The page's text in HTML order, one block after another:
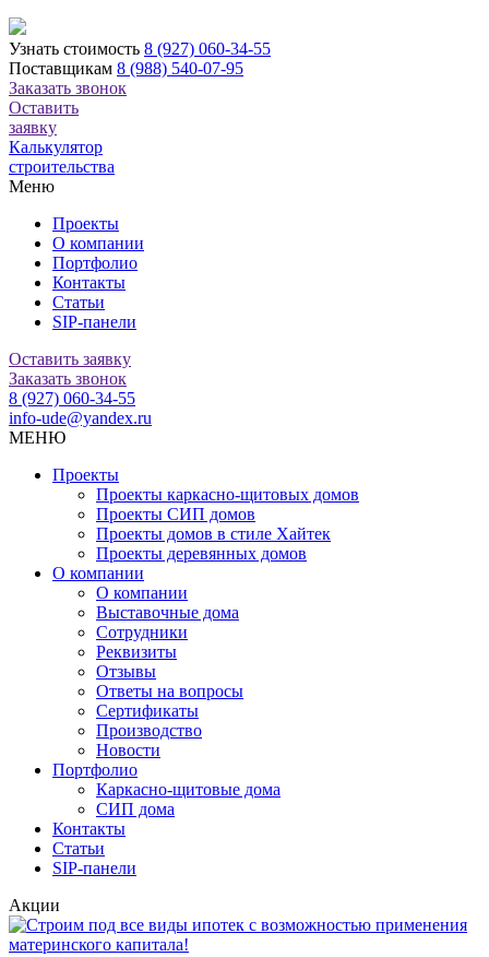
Узнать стоимость 8 (927) 060-34-55
Поставщикам 8 (988) 540-07-95
Заказать звонок
Оставить
заявку
Калькулятор
строительства
Меню
Проекты
О компании
Портфолио
Контакты
Статьи
SIP-панели
Оставить заявку
Заказать звонок
8 (927) 060-34-55
info-ude@yandex.ru
МЕНЮ
Проекты
Проекты каркасно-щитовых домов
Проекты СИП домов
Проекты домов в стиле Хайтек
Проекты деревянных домов
О компании
О компании
Выставочные дома
Сотрудники
Реквизиты
Отзывы
Ответы на вопросы
Сертификаты
Производство
Новости
Портфолио
Каркасно-щитовые дома
СИП дома
Контакты
Статьи
SIP-панели
Акции